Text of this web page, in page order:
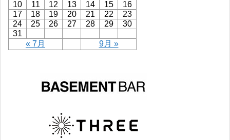
10
11 12 13 14 15
16
17
18 19 20 21 22
23
24
25 26 27 28 29
30
31
« 7月
9月 »